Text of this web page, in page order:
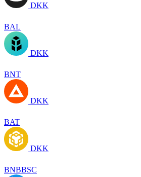
DKK
BAL
DKK
BNT
DKK
BAT
DKK
BNBBSC